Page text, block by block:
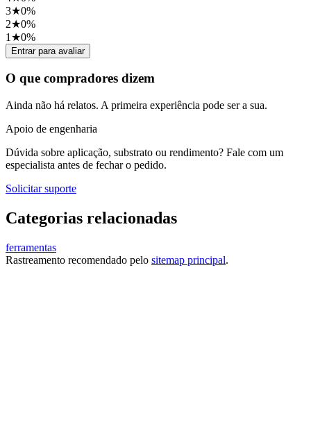
3★0%
2★0%
1 ★0%
Entrar para avaliar
O que compradores dizem
Ainda não há relatos. A primeira experiência pode ser a sua.
Apoio de engenharia
Dúvida sobre aplicação, substrato ou rendimento? Fale com um
especialista antes de fechar o pedido.
Solicitar suporte
Categorias relacionadas
ferramentas
Rastreamento recomendado pelo sitemap principal.